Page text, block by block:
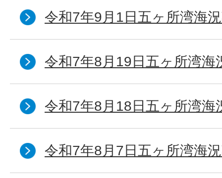
令和7年9月1日五ヶ所湾海
令和7年8月19日五ヶ所湾海
令和7年8月18日五ヶ所湾海
令和7年8月7日五ヶ所湾海